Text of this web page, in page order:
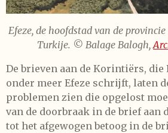
Efeze, de hoofdstad van de
Turkije. © Balage Balogh,
De brieven aan de Korintiërs, die
onder meer Efeze schrijft, laten
problemen zien die opgelost
van de doorbraak in de brief aan
tot het afgewogen betoog in de